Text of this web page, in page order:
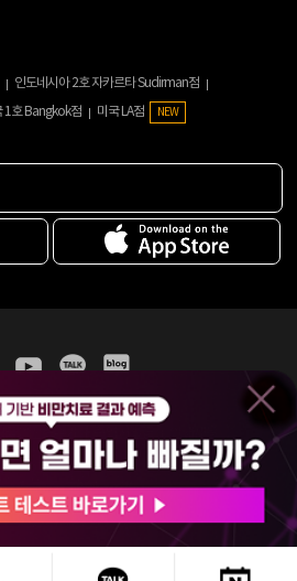
인도네시아 2호 자카르타 Sudirman점
1호 Bangkok점 미국 LA점 NEW
이용약관
홈페이지 이용약관
비급여진료수가
구 서초대로52길 7, 3~4층(서초동, 제일빌딩)
87-04354ㅣ김남철
2025 365mc. ALL RIGHTS RESERVED.